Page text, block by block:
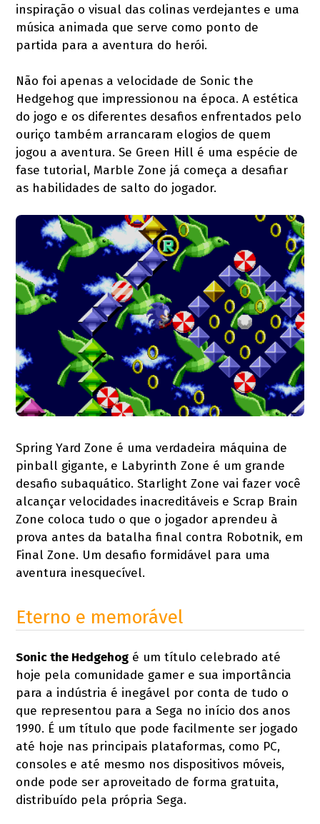
inspiração o visual das colinas verdejantes e uma
música animada que serve como ponto de
partida para a aventura do herói.
Não foi apenas a velocidade de Sonic the
Hedgehog que impressionou na época. A estética
do jogo e os diferentes desafios enfrentados pelo
ouriço também arrancaram elogios de quem
jogou a aventura. Se Green Hill é uma espécie de
fase tutorial, Marble Zone já começa a desafiar
as habilidades de salto do jogador.
Spring Yard Zone é uma verdadeira máquina de
pinball gigante, e Labyrinth Zone é um grande
desafio subaquático. Starlight Zone vai fazer você
alcançar velocidades inacreditáveis e Scrap Brain
Zone coloca tudo o que o jogador aprendeu à
prova antes da batalha final contra Robotnik, em
Final Zone. Um desafio formidável para uma
aventura inesquecível.
Eterno e memorável
Sonic the Hedgehog é um título celebrado até
hoje pela comunidade gamer e sua importância
para a indústria é inegável por conta de tudo o
que representou para a Sega no início dos anos
1990. É um título que pode facilmente ser jogado
até hoje nas principais plataformas, como PC,
consoles e até mesmo nos dispositivos móveis,
onde pode ser aproveitado de forma gratuita,
distribuído pela própria Sega.